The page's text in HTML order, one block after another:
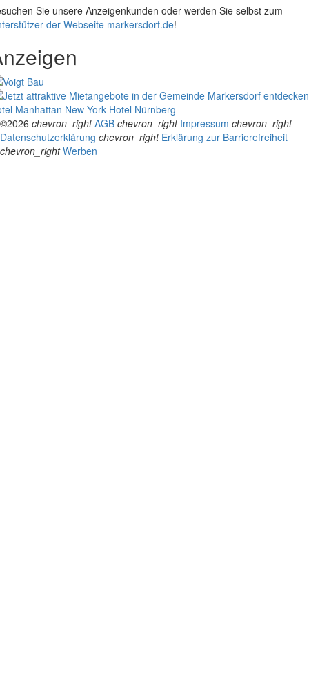
Sie unsere Anzeigenkunden oder werden Sie selbst zum
der Webseite markersdorf.de!
Manhattan New York Hotel Nürnberg
©2026 chevron_right AGB chevron_right Impressum chevron_right
Datenschutzerklärung chevron_right Erklärung zur Barrierefreiheit
chevron_right Werben